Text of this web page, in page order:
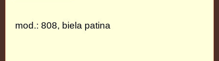
mod.: 808, biela patina